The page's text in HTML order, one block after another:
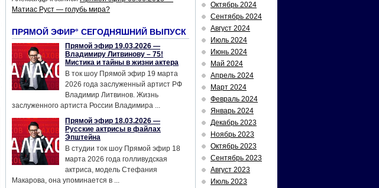
Матиас Руст — голубь мира?
ПРЯМОЙ ЭФИР° СЕГОДНЯШНИЙ ВЫПУСК
Прямой эфир 19.03.2026 —
Владимиру Литвинову – 75!
Мистика и тайны в жизни актера
В ток шоу Прямой эфир 19 марта
2026 года заслуженный артист РФ
Владимир Литвинов. Жизнь
заслуженного артиста России Владимира ...
Прямой эфир 18.03.2026 —
Русские актрисы в файлах
Эпштейна
В студии ток шоу Прямой эфир 18
марта 2026 года голливудская
актриса, модель Стефания
Макарова, она упоминается в ...
Октябрь 2024
Сентябрь 2024
Август 2024
Июль 2024
Июнь 2024
Май 2024
Апрель 2024
Март 2024
Февраль 2024
Январь 2024
Декабрь 2023
Ноябрь 2023
Октябрь 2023
Сентябрь 2023
Август 2023
Июль 2023